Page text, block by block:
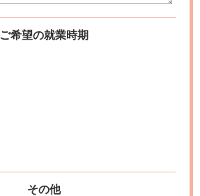
ご希望の就業時期
その他